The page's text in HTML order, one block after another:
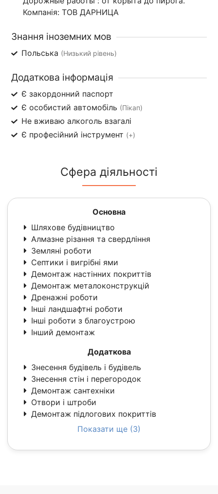
Компанія: ТОВ ДАРНИЦА
Знання іноземних мов
Польська (Низький рівень)
Додаткова інформація
Є закордонний паспорт
Є особистий автомобіль (Пікап)
Не вживаю алкоголь взагалі
Є професійний інструмент (+)
Сфера діяльності
Основна
Шляхове будівництво
Алмазне різання та свердління
Земляні роботи
Септики і вигрібні ями
Демонтаж настінних покриттів
Демонтаж металоконструкцій
Дренажні роботи
Інші ландшафтні роботи
Інші роботи з благоустрою
Інший демонтаж
Додаткова
Знесення будівель і будівель
Знесення стін і перегородок
Демонтаж сантехніки
Отвори і штроби
Демонтаж підлогових покриттів
Показати ще (3)